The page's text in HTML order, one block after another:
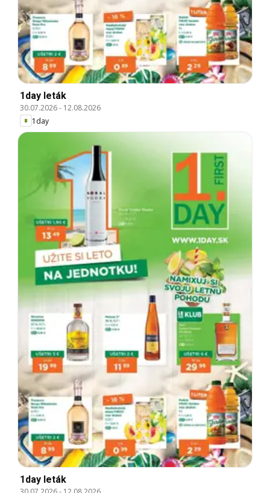
1day leták
30.07.2026- 12.08.2026
1day
1day leták